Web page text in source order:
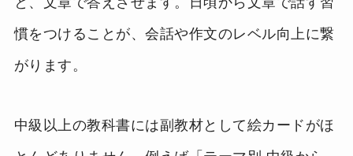
慣をつけることが、会話や作文のレベル向上に繋
がります。
中級以上の教科書には副教材として絵カードがほ